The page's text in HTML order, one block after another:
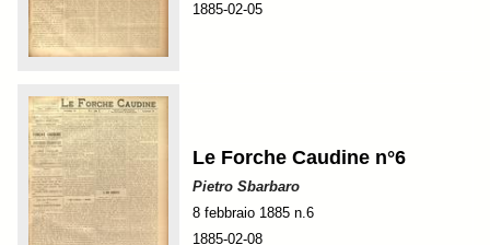
1885-02-05
Le Forche Caudine n°6
Pietro Sbarbaro
8 febbraio 1885 n.6
1885-02-08